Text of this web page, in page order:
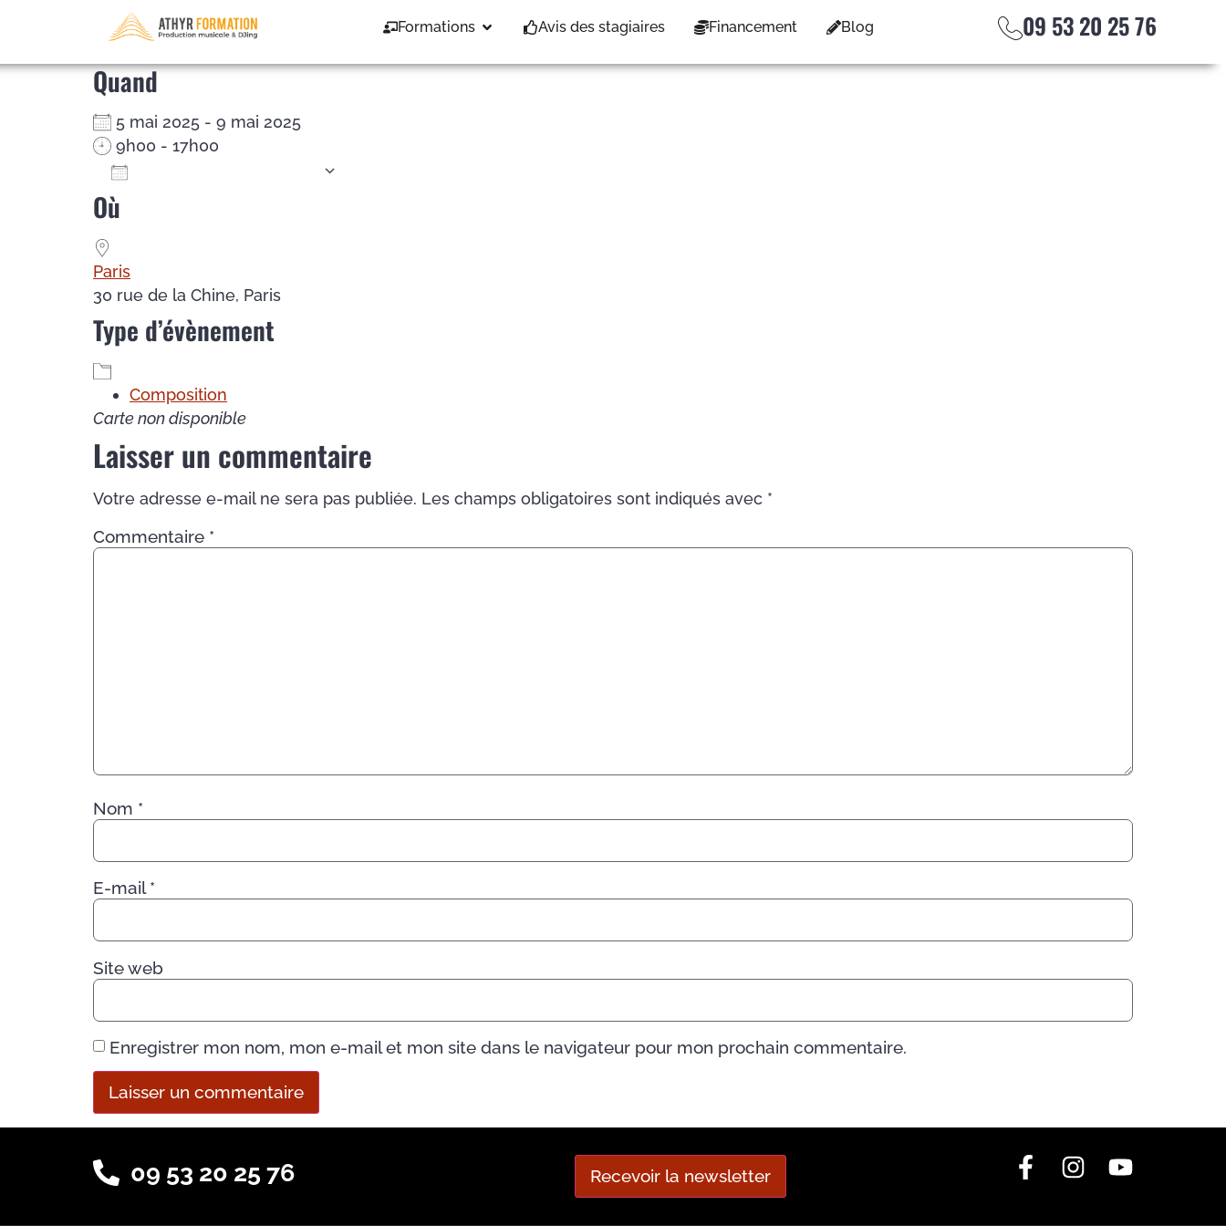
Formations Avis des stagiaires Financement Blog 09 53 20 25 76
Compo – du 05/05/25 au 09/05/25
Quand
5 mai 2025 - 9 mai 2025
9h00 - 17h00
Où
Paris
30 rue de la Chine, Paris
Type d’évènement
Composition
Carte non disponible
Laisser un commentaire
Votre adresse e-mail ne sera pas publiée. Les champs obligatoires sont indiqués avec *
Commentaire *
Nom *
E-mail*
Site web
Enregistrer mon nom, mon e-mail et mon site dans le navigateur pour mon prochain commentaire.
09 53 20 25 76 Recevoir la newsletter